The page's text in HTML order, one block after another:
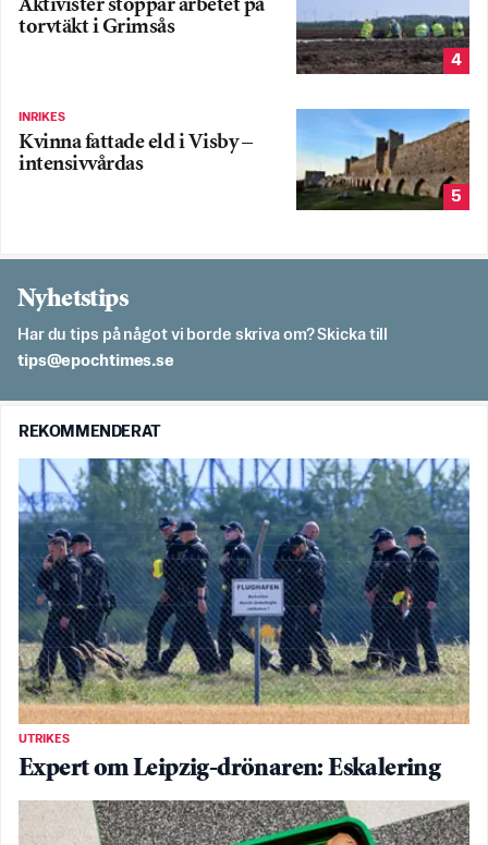
Aktivister stoppar arbetet på
torvtäkt i Grimsås
4
INRIKES
Kvinna fattade eld i Visby –
intensivvårdas
5
Nyhetstips
Har du tips på något vi borde skriva om? Skicka till
es.semithcope@spit
REKOMMENDERAT
UTRIKES
Expert om Leipzig-drönaren: Eskalering